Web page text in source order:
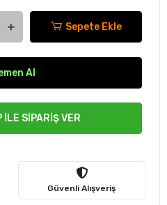
Sepete Ekle
Al
İLE SİPARİŞ VER
Güvenli Alışveriş